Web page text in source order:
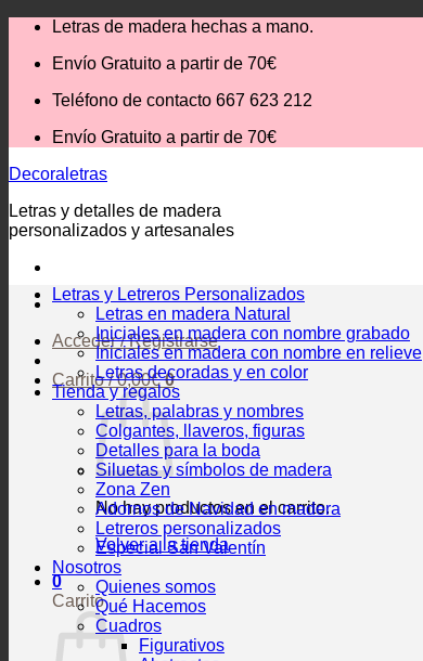
Saltar
contenido
Letras de madera hechas a mano.
Envío Gratuito a partir de 70€
Teléfono de contacto 667 623 212
Envío Gratuito a partir de 70€
Decoraletras
Letras y detalles de madera
personalizados y artesanales
Acceder / Registrarse
Carrito /0,00€ 0
No hay productos en el carrito.
Volver a la tienda
0
Carrito
Letras y Letreros Personalizados
Letras en madera Natural
Iniciales en madera con nombre grabado
Iniciales en madera con nombre en relieve
Letras decoradas y en color
Tienda y regalos
Letras, palabras y nombres
Colgantes, llaveros, figuras
Detalles para la boda
Siluetas y símbolos de madera
Zona Zen
Adornos de Navidad en madera
Letreros personalizados
Especial San Valentín
Nosotros
Quienes somos
Qué Hacemos
Cuadros
Figurativos